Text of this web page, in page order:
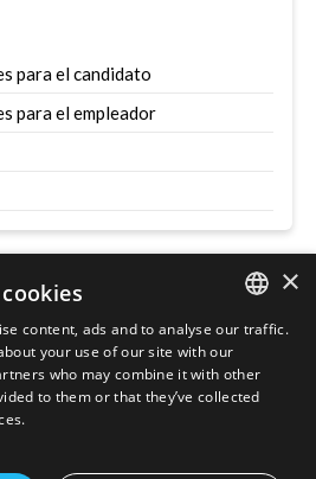
para el candidato
para el empleador
ENGLISH
POLISH
×
content, ads and to analyse our traffic.
your use of our site with our
who may combine it with other
to them or that they’ve collected